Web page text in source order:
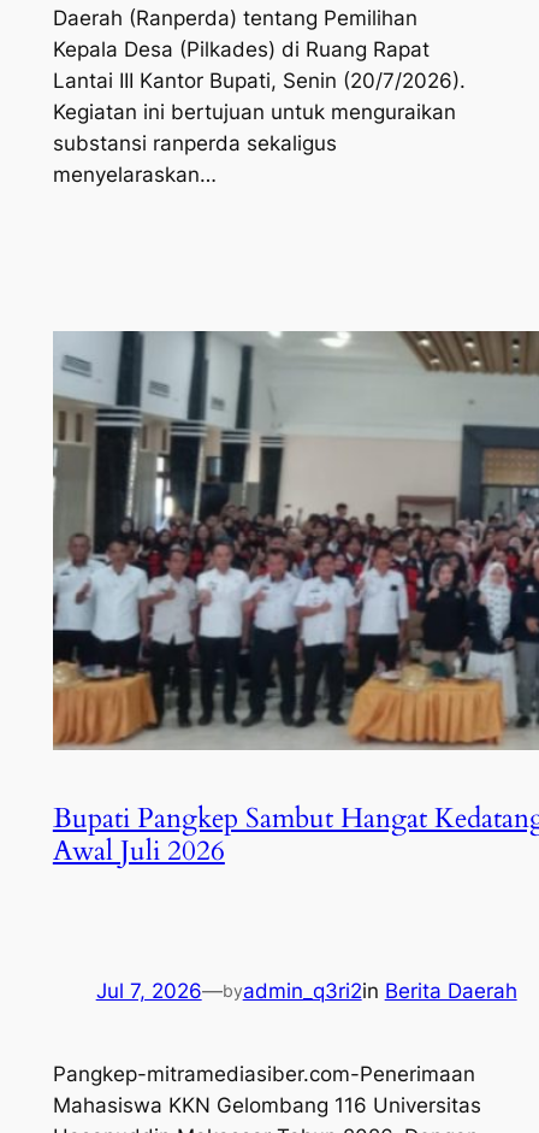
Daerah (Ranperda) tentang Pemilihan
Kepala Desa (Pilkades) di Ruang Rapat
Lantai III Kantor Bupati, Senin (20/7/2026).
Kegiatan ini bertujuan untuk menguraikan
substansi ranperda sekaligus
menyelaraskan…
Bupati Pangkep Sambut Hangat
Awal Juli 2026
Jul 7, 2026—byadmin_q3ri2in Berita Daerah
Pangkep-mitramediasiber.com-Penerimaan
Mahasiswa KKN Gelombang 116 Universitas